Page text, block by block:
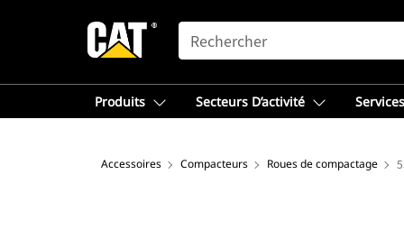
SEARCH
Produits Secteurs D’activité
Accessoires Compacteurs Roues de compactage